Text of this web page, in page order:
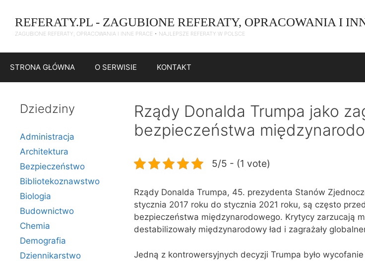
treści
REFERATY.PL - ZAGUBIONE REFERATY, OPRACOWANIA I
ZAGUBIONE REFERATY, OPRACOWANIA I INNE PRACE • NAJLEPSZE REFERATY W POLSCE
STRONA GŁÓWNA O SERWISIE KONTAKT
Rządy Donalda Trumpa jako
bezpieczeństwa
5/5 - (1 vote)
Rządy Donalda Trumpa, 45. prezydenta Stanów
stycznia 2017 roku do stycznia 2021 roku, są często
bezpieczeństwa międzynarodowego. Krytycy zarzucają
destabilizowały międzynarodowy ład i zagrażały
Jedną z kontrowersyjnych decyzji Trumpa było
Dziedziny
Administracja
Architektura
Bezpieczeństwo
Bibliotekoznawstwo
Biologia
Budownictwo
Chemia
Demografia
Dziennikarstwo